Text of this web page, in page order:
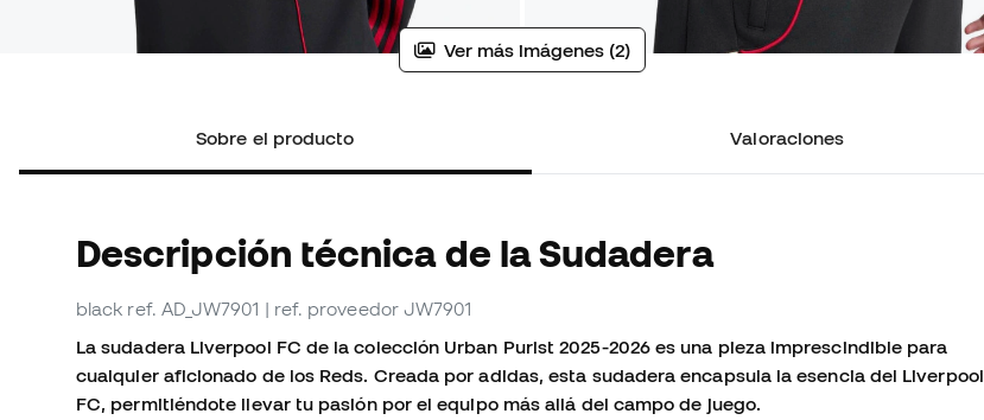
Ver más imágenes (2)
Sobre el producto Valoraciones
Descripción técnica de la Sudadera
black ref. AD_JW7901 | ref. proveedor JW7901
La sudadera Liverpool FC de la colección Urban Purist 2025-2026 es una pieza imprescindible para
cualquier aficionado de los Reds. Creada por adidas, esta sudadera encapsula la esencia del Liverpool
FC, permitiéndote llevar tu pasión por el equipo más allá del campo de juego.